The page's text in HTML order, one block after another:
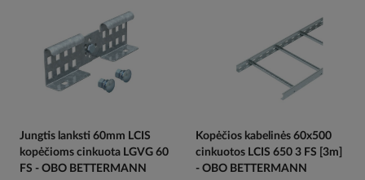
Jungtis lanksti 60mm LCIS
kopėčioms cinkuota LGVG 60
FS - OBO BETTERMANN
Kopėčios kabelinės 60x500
cinkuotos LCIS 650 3 FS [3m]
- OBO BETTERMANN